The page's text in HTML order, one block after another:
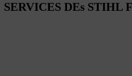
SERVICES DEs STIHL